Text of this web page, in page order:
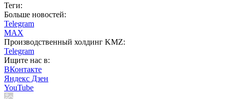
Теги:
Больше новостей:
Telegram
MAX
Производственный холдинг KMZ:
Telegram
Ищите нас в:
ВКонтакте
Яндекс Дзен
YouTube